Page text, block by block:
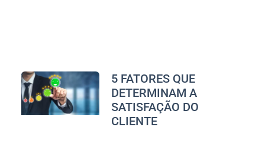
5 FATORES QUE
DETERMINAM A
SATISFAÇÃO DO
CLIENTE